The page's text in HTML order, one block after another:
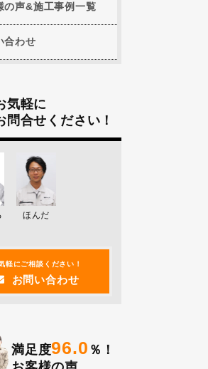
の声&施工事例一覧
合わせ
気軽に
問合せください！
ほんだ
軽にご相談ください！
お問い合わせ
満足度96.0 ％！